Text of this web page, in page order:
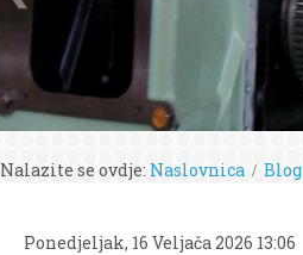
Nalazite se ovdje: Naslovnica Blog
Ponedjeljak, 16 Veljača 2026 13:06